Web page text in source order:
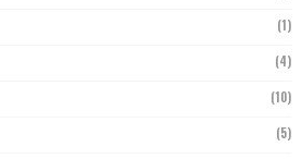
(1)
(4)
(10)
(5)